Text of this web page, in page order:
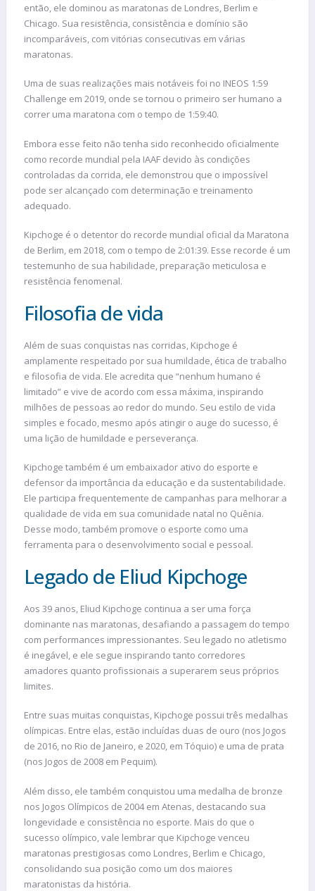
então, ele dominou as maratonas de Londres, Berlim e
Chicago. Sua resistência, consistência e domínio são
incomparáveis, com vitórias consecutivas em várias
maratonas.
Uma de suas realizações mais notáveis foi no INEOS 1:59
Challenge em 2019, onde se tornou o primeiro ser humano a
correr uma maratona com o tempo de 1:59:40.
Embora esse feito não tenha sido reconhecido oficialmente
como recorde mundial pela IAAF devido às condições
controladas da corrida, ele demonstrou que o impossível
pode ser alcançado com determinação e treinamento
adequado.
Kipchoge é o detentor do recorde mundial oficial da Maratona
de Berlim, em 2018, com o tempo de 2:01:39. Esse recorde é um
testemunho de sua habilidade, preparação meticulosa e
resistência fenomenal.
Filosofia de vida
Além de suas conquistas nas corridas, Kipchoge é
amplamente respeitado por sua humildade, ética de trabalho
e filosofia de vida. Ele acredita que “nenhum humano é
limitado” e vive de acordo com essa máxima, inspirando
milhões de pessoas ao redor do mundo. Seu estilo de vida
simples e focado, mesmo após atingir o auge do sucesso, é
uma lição de humildade e perseverança.
Kipchoge também é um embaixador ativo do esporte e
defensor da importância da educação e da sustentabilidade.
Ele participa frequentemente de campanhas para melhorar a
qualidade de vida em sua comunidade natal no Quênia.
Desse modo, também promove o esporte como uma
ferramenta para o desenvolvimento social e pessoal.
Legado de Eliud Kipchoge
Aos 39 anos, Eliud Kipchoge continua a ser uma força
dominante nas maratonas, desafiando a passagem do tempo
com performances impressionantes. Seu legado no atletismo
é inegável, e ele segue inspirando tanto corredores
amadores quanto profissionais a superarem seus próprios
limites.
Entre suas muitas conquistas, Kipchoge possui três medalhas
olímpicas. Entre elas, estão incluídas duas de ouro (nos Jogos
de 2016, no Rio de Janeiro, e 2020, em Tóquio) e uma de prata
(nos Jogos de 2008 em Pequim).
Além disso, ele também conquistou uma medalha de bronze
nos Jogos Olímpicos de 2004 em Atenas, destacando sua
longevidade e consistência no esporte. Mais do que o
sucesso olímpico, vale lembrar que Kipchoge venceu
maratonas prestigiosas como Londres, Berlim e Chicago,
consolidando sua posição como um dos maiores
maratonistas da história.